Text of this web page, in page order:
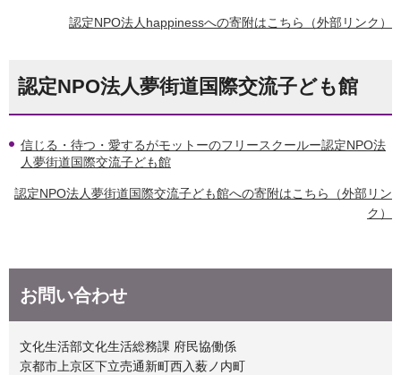
認定NPO法人happinessへの寄附はこちら（外部リンク）
認定NPO法人夢街道国際交流子ども館
信じる・待つ・愛するがモットーのフリースクールー認定NPO法
人夢街道国際交流子ども館
認定NPO法人夢街道国際交流子ども館への寄附はこちら（外部リン
ク）
お問い合わせ
文化生活部文化生活総務課 府民協働係
京都市上京区下立売通新町西入薮ノ内町